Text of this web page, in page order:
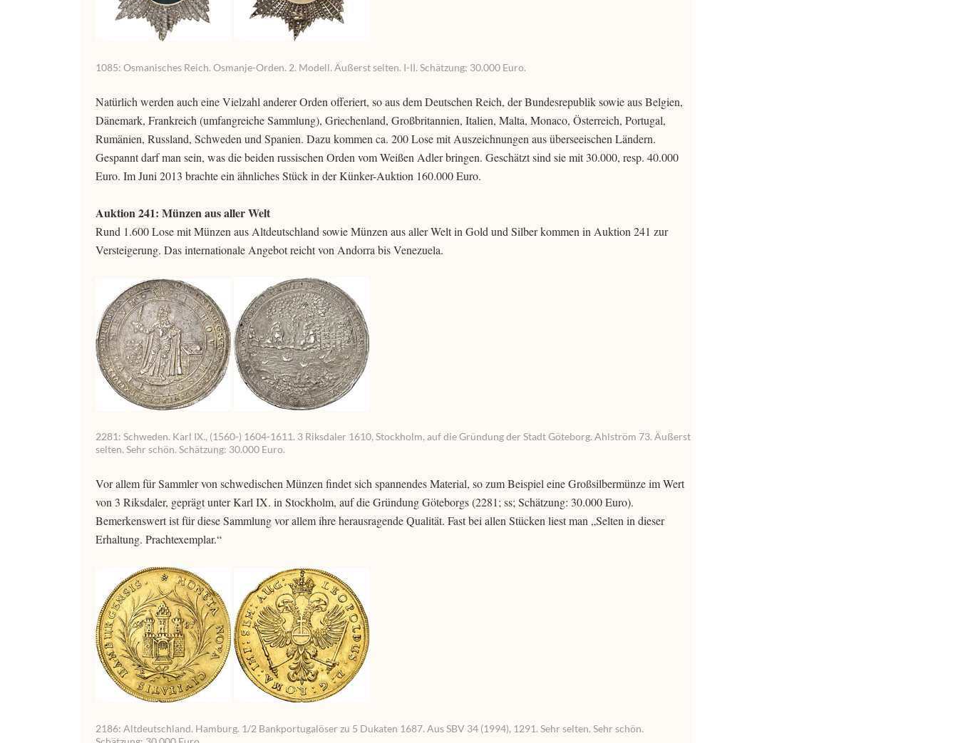
1085: Osmanisches Reich. Osmanje-Orden. 2. Modell. Äußerst selten. I-II. Schätzung: 30.000 Euro.
Natürlich werden auch eine Vielzahl anderer Orden offeriert, so aus dem Deutschen Reich, der Bundesrepublik sowie aus Belgien,
Dänemark, Frankreich (umfangreiche Sammlung), Griechenland, Großbritannien, Italien, Malta, Monaco, Österreich, Portugal,
Rumänien, Russland, Schweden und Spanien. Dazu kommen ca. 200 Lose mit Auszeichnungen aus überseeischen Ländern.
Gespannt darf man sein, was die beiden russischen Orden vom Weißen Adler bringen. Geschätzt sind sie mit 30.000, resp. 40.000
Euro. Im Juni 2013 brachte ein ähnliches Stück in der Künker-Auktion 160.000 Euro.
Auktion 241: Münzen aus aller Welt
Rund 1.600 Lose mit Münzen aus Altdeutschland sowie Münzen aus aller Welt in Gold und Silber kommen in Auktion 241 zur
Versteigerung. Das internationale Angebot reicht von Andorra bis Venezuela.
2281: Schweden. Karl IX., (1560-) 1604-1611. 3 Riksdaler 1610, Stockholm, auf die Gründung der Stadt Göteborg. Ahlström 73. Äußerst
selten. Sehr schön. Schätzung: 30.000 Euro.
Vor allem für Sammler von schwedischen Münzen findet sich spannendes Material, so zum Beispiel eine Großsilbermünze im Wert
von 3 Riksdaler, geprägt unter Karl IX. in Stockholm, auf die Gründung Göteborgs (2281; ss; Schätzung: 30.000 Euro).
Bemerkenswert ist für diese Sammlung vor allem ihre herausragende Qualität. Fast bei allen Stücken liest man „Selten in dieser
Erhaltung. Prachtexemplar.“
2186: Altdeutschland. Hamburg. 1/2 Bankportugalöser zu 5 Dukaten 1687. Aus SBV 34 (1994), 1291. Sehr selten. Sehr schön.